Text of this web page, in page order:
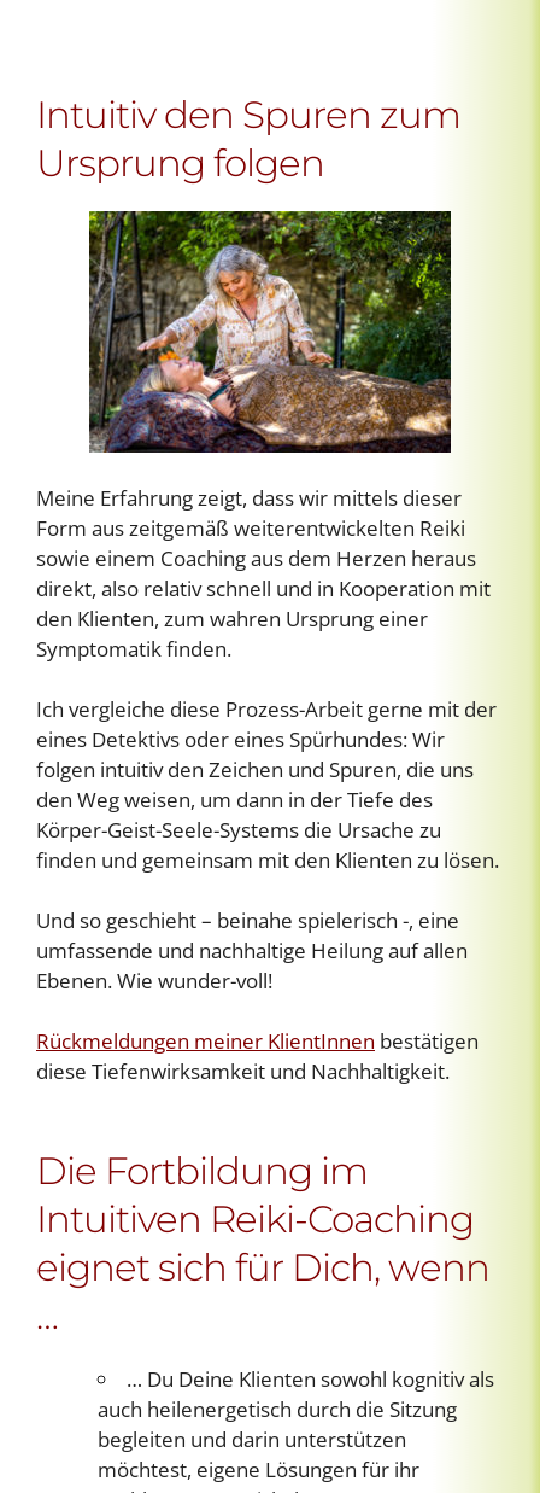
Intuitiv den Spuren zum
Ursprung folgen
Meine Erfahrung zeigt, dass wir mittels dieser
Form aus zeitgemäß weiterentwickelten Reiki
sowie einem Coaching aus dem Herzen heraus
direkt, also relativ schnell und in Kooperation mit
den Klienten, zum wahren Ursprung einer
Symptomatik finden.
Ich vergleiche diese Prozess-Arbeit gerne mit der
eines Detektivs oder eines Spürhundes: Wir
folgen intuitiv den Zeichen und Spuren, die uns
den Weg weisen, um dann in der Tiefe des
Körper-Geist-Seele-Systems die Ursache zu
finden und gemeinsam mit den Klienten zu lösen.
Und so geschieht – beinahe spielerisch -, eine
umfassende und nachhaltige Heilung auf allen
Ebenen. Wie wunder-voll!
Rückmeldungen meiner KlientInnen bestätigen
diese Tiefenwirksamkeit und Nachhaltigkeit.
Die Fortbildung im
Intuitiven Reiki-Coaching
eignet sich für Dich, wenn
…
… Du Deine Klienten sowohl kognitiv als
auch heilenergetisch durch die Sitzung
begleiten und darin unterstützen
möchtest, eigene Lösungen für ihr